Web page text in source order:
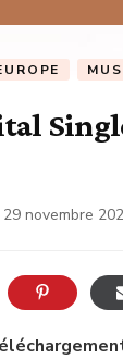
29 novembre